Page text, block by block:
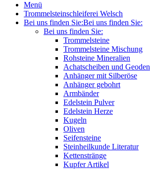
Menü
Trommelsteinschleiferei Welsch
Bei uns finden Sie:Bei uns finden Sie:
Bei uns finden Sie:
Trommelsteine
Trommelsteine Mischung
Rohsteine Mineralien
Achatscheiben und Geoden
Anhänger mit Silberöse
Anhänger gebohrt
Armbänder
Edelstein Pulver
Edelstein Herze
Kugeln
Oliven
Seifensteine
Steinheilkunde Literatur
Kettenstränge
Kupfer Artikel